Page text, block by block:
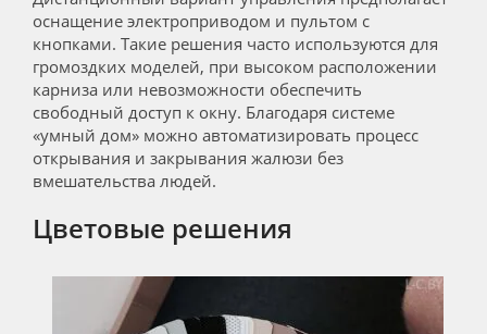
оснащение электроприводом и пультом с
кнопками. Такие решения часто используются для
громоздких моделей, при высоком расположении
карниза или невозможности обеспечить
свободный доступ к окну. Благодаря системе
«умный дом» можно автоматизировать процесс
открывания и закрывания жалюзи без
вмешательства людей.
Цветовые решения